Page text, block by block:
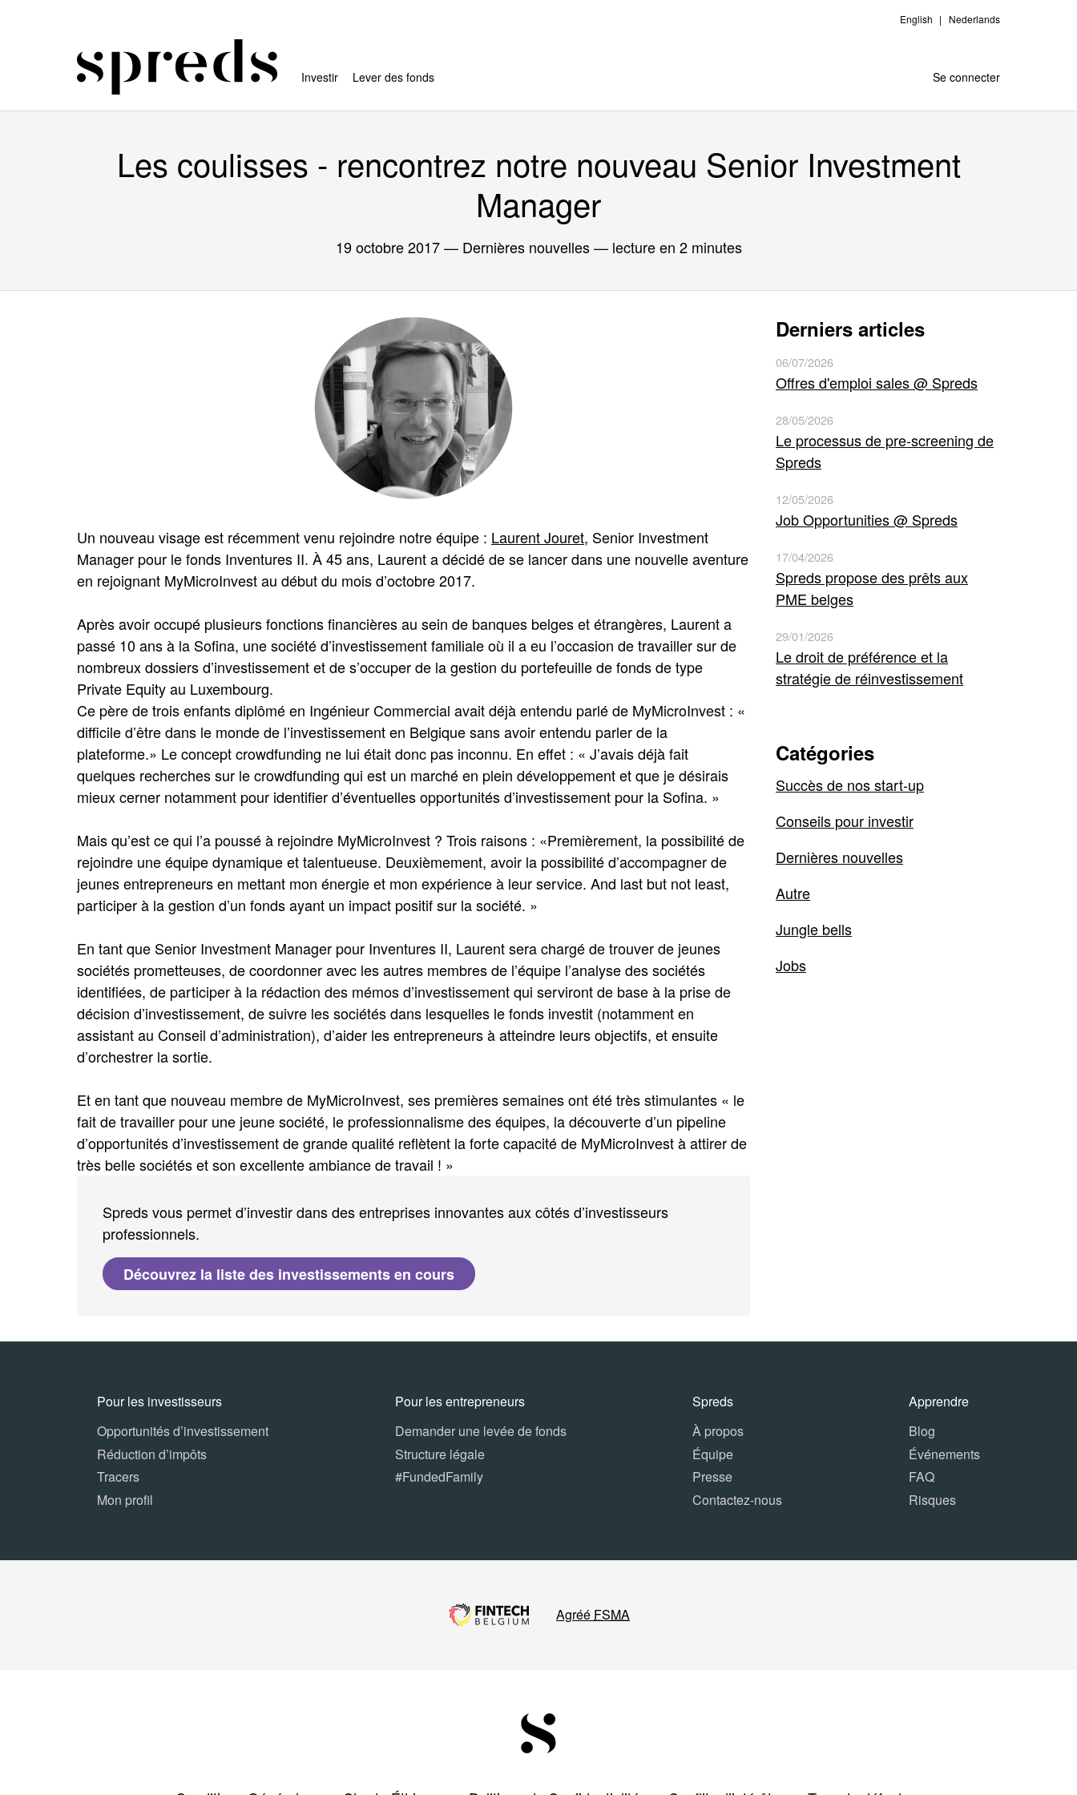
Investir Lever des fonds
English Nederlands
Se connecter
Les coulisses - rencontrez notre nouveau Senior Investment
Manager
19 octobre 2017— Dernières nouvelles — lecture en 2 minutes
Un nouveau visage est récemment venu rejoindre notre équipe : Laurent Jouret, Senior Investment
Manager pour le fonds Inventures II. À 45 ans, Laurent a décidé de se lancer dans une nouvelle aventure
en rejoignant MyMicroInvest au début du mois d’octobre 2017.
Après avoir occupé plusieurs fonctions financières au sein de banques belges et étrangères, Laurent a
passé 10 ans à la Sofina, une société d’investissement familiale où il a eu l’occasion de travailler sur de
nombreux dossiers d’investissement et de s’occuper de la gestion du portefeuille de fonds de type
Private Equity au Luxembourg.
Ce père de trois enfants diplômé en Ingénieur Commercial avait déjà entendu parlé de MyMicroInvest : «
difficile d’être dans le monde de l’investissement en Belgique sans avoir entendu parler de la
plateforme.» Le concept crowdfunding ne lui était donc pas inconnu. En effet : « J’avais déjà fait
quelques recherches sur le crowdfunding qui est un marché en plein développement et que je désirais
mieux cerner notamment pour identifier d’éventuelles opportunités d’investissement pour la Sofina. »
Mais qu’est ce qui l’a poussé à rejoindre MyMicroInvest ? Trois raisons : «Premièrement, la possibilité de
rejoindre une équipe dynamique et talentueuse. Deuxièmement, avoir la possibilité d’accompagner de
jeunes entrepreneurs en mettant mon énergie et mon expérience à leur service. And last but not least,
participer à la gestion d’un fonds ayant un impact positif sur la société. »
En tant que Senior Investment Manager pour Inventures II, Laurent sera chargé de trouver de jeunes
sociétés prometteuses, de coordonner avec les autres membres de l’équipe l’analyse des sociétés
identifiées, de participer à la rédaction des mémos d’investissement qui serviront de base à la prise de
décision d’investissement, de suivre les sociétés dans lesquelles le fonds investit (notamment en
assistant au Conseil d’administration), d’aider les entrepreneurs à atteindre leurs objectifs, et ensuite
d’orchestrer la sortie.
Et en tant que nouveau membre de MyMicroInvest, ses premières semaines ont été très stimulantes « le
fait de travailler pour une jeune société, le professionnalisme des équipes, la découverte d’un pipeline
d’opportunités d’investissement de grande qualité reflètent la forte capacité de MyMicroInvest à attirer de
très belle sociétés et son excellente ambiance de travail ! »
Spreds vous permet d’investir dans des entreprises innovantes aux côtés d’investisseurs
professionnels.
Découvrez la liste des investissements en cours
Derniers articles
06/07/2026
Offres d'emploi sales @ Spreds
28/05/2026
Le processus de pre-screening de
Spreds
12/05/2026
Job Opportunities @ Spreds
17/04/2026
Spreds propose des prêts aux
PME belges
29/01/2026
Le droit de préférence et la
stratégie de réinvestissement
Catégories
Succès de nos start-up
Conseils pour investir
Dernières nouvelles
Autre
Jungle bells
Jobs
Pour les investisseurs
Opportunités d’investissement
Réduction d’impôts
Tracers
Mon profil
Pour les entrepreneurs
Demander une levée de fonds
Structure légale
#FundedFamily
Spreds
À propos
Équipe
Presse
Contactez-nous
Apprendre
Blog
Événements
FAQ
Risques
Agréé FSMA